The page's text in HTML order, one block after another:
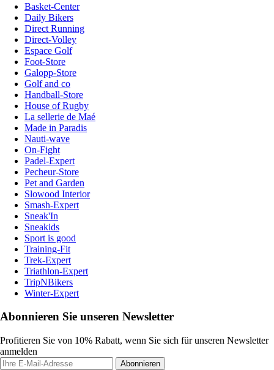
Basket-Center
Daily Bikers
Direct Running
Direct-Volley
Espace Golf
Foot-Store
Galopp-Store
Golf and co
Handball-Store
House of Rugby
La sellerie de Maé
Made in Paradis
Nauti-wave
On-Fight
Padel-Expert
Pecheur-Store
Pet and Garden
Slowood Interior
Smash-Expert
Sneak'In
Sneakids
Sport is good
Training-Fit
Trek-Expert
Triathlon-Expert
TripNBikers
Winter-Expert
Abonnieren Sie unseren Newsletter
Profitieren Sie von 10% Rabatt, wenn Sie sich für unseren Newsletter
anmelden
Abonnieren